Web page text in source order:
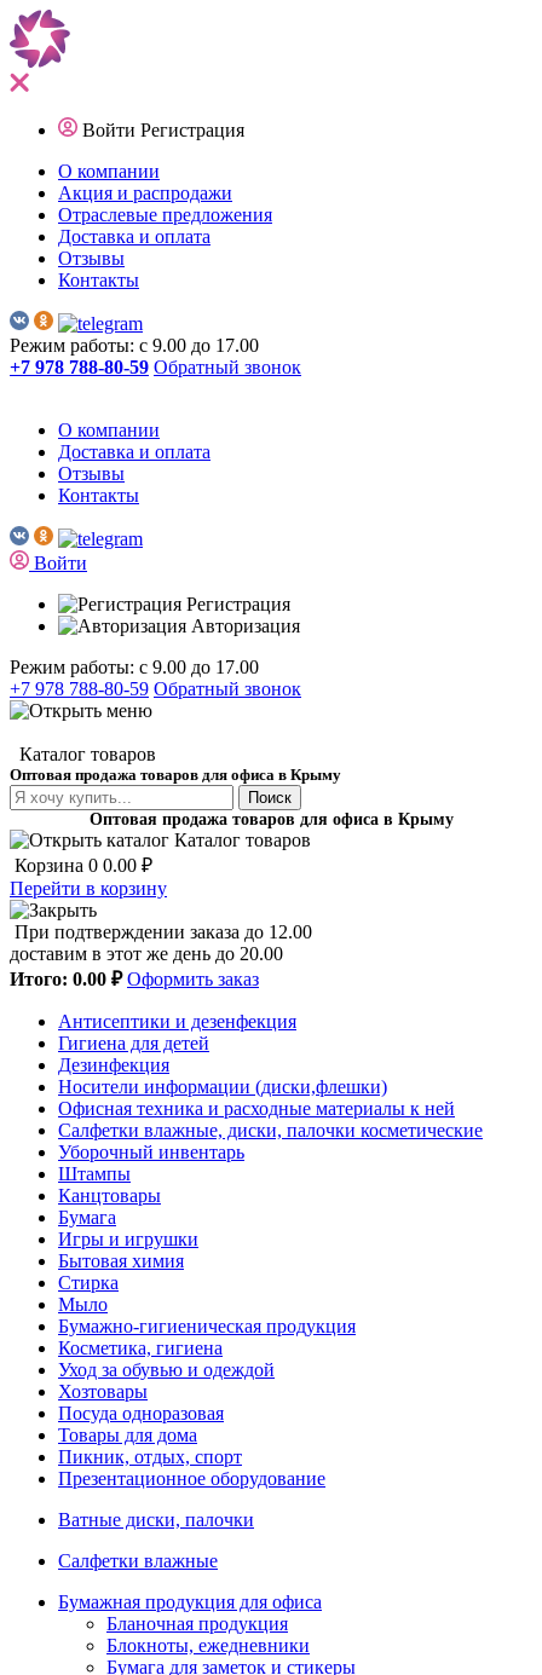
Войти Регистрация
О компании
Акция и распродажи
Отраслевые предложения
Доставка и оплата
Отзывы
Контакты
Режим работы: с 9.00 до 17.00
+7 978 788-80-59 Обратный звонок
О компании
Доставка и оплата
Отзывы
Контакты
Войти
Регистрация
Авторизация
Режим работы: с 9.00 до 17.00
+7 978 788-80-59 Обратный звонок
Каталог товаров
Оптовая продажа товаров для офиса в Крыму
Поиск
Оптовая продажа товаров для офиса в Крыму
Каталог товаров
Корзина 0 0.00 ₽
Перейти в корзину
При подтверждении заказа до 12.00
доставим в этот же день до 20.00
Итого: 0.00 ₽ Оформить заказ
Антисептики и дезенфекция
Гигиена для детей
Дезинфекция
Носители информации (диски,флешки)
Офисная техника и расходные материалы к ней
Салфетки влажные, диски, палочки косметические
Уборочный инвентарь
Штампы
Канцтовары
Бумага
Игры и игрушки
Бытовая химия
Стирка
Мыло
Бумажно-гигиеническая продукция
Косметика, гигиена
Уход за обувью и одеждой
Хозтовары
Посуда одноразовая
Товары для дома
Пикник, отдых, спорт
Презентационное оборудование
Ватные диски, палочки
Салфетки влажные
Бумажная продукция для офиса
Бланочная продукция
Блокноты, ежедневники
Бумага для заметок и стикеры